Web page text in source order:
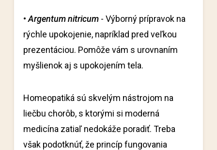
•Argentum nitricum - Výborný prípravok na
rýchle upokojenie, napríklad pred veľkou
prezentáciou. Pomôže vám s urovnaním
myšlienok aj s upokojením tela.
Homeopatiká sú skvelým nástrojom na
liečbu chorôb, s ktorými si moderná
medicína zatiaľ nedokáže poradiť. Treba
však podotknúť, že princíp fungovania